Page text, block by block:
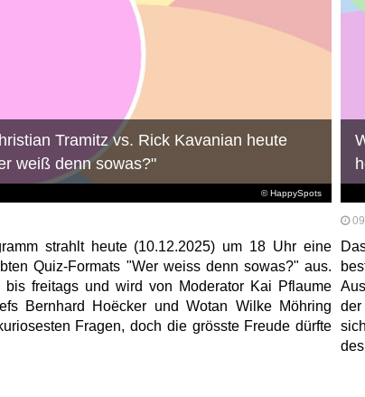
© HappySpots
Tramitz vs. Rick Kavanian heute
weiß denn sowas?"
strahlt heute (10.12.2025) um 18 Uhr eine
Quiz-Formats "Wer weiss denn sowas?" aus.
bis freitags und wird von Moderator Kai Pflaume
Bernhard Hoëcker und Wotan Wilke Möhring
Fragen, doch die grösste Freude dürfte
der